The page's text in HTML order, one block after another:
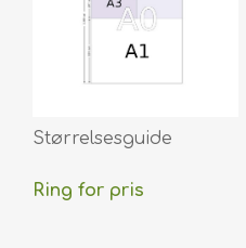
Størrelsesguide
Ring for pris